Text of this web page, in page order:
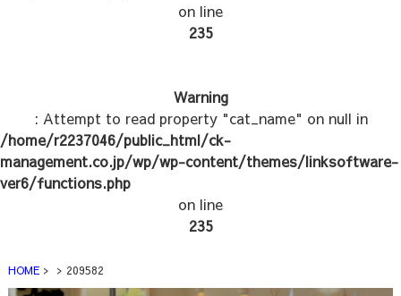
on line
235
Warning
: Attempt to read property "cat_name" on null in
/home/r2237046/public_html/ck-
management.co.jp/wp/wp-content/themes/linksoftware-
ver6/functions.php
on line
235
HOME 209582